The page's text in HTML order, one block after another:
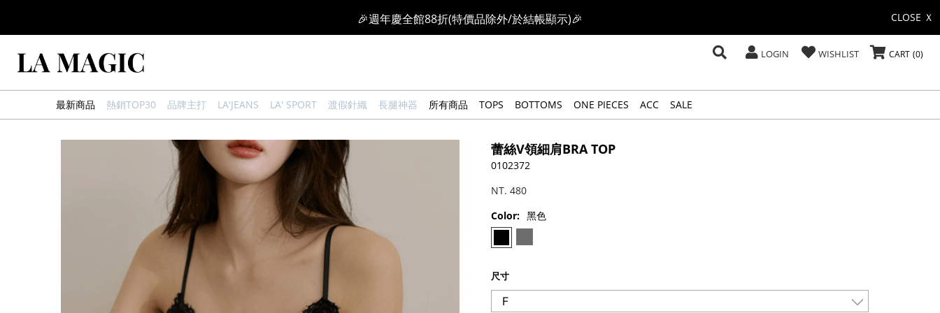
CLOSE Ｘ
🎉週年慶全館88折(特價品除外/於結帳顯示)🎉
全館滿$3000即贈「夏日條紋草編包」👜
絲柔莫代爾系列🤍任選兩件$1000
果凍棉系列⭐2件$1100|4件$2000|6件$2700
萊卡棉系列💫 2件$1100 | 4件$2000 | 6件$2700
🔥點擊立即➕官方LINE領取$100🔥
CART 0
WISHLIST
LOGIN
最新商品 熱銷TOP30 品牌主打 LA'JEANS LA' SPORT 渡假針織 長腿神器 所有商品 TOPS BOTTOMS ONE PIECES ACC SALE
蕾絲V領細肩BRA TOP
0102372
NT. 480
Color: 黑色
尺寸